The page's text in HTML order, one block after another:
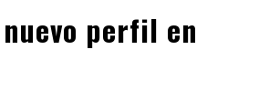
perfil en